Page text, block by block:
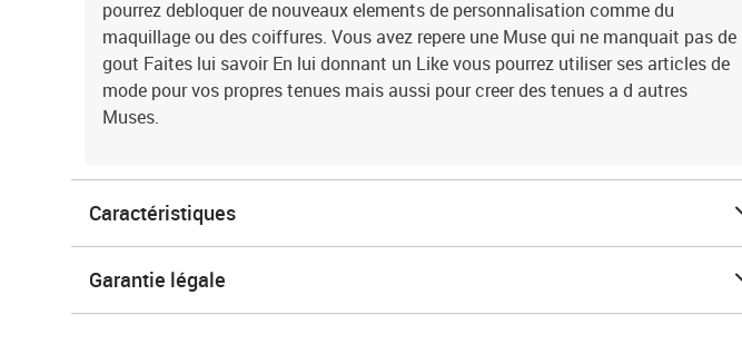
pourrez debloquer de nouveaux elements de personnalisation comme du
maquillage ou des coiffures. Vous avez repere une Muse qui ne manquait pas de
gout Faites lui savoir En lui donnant un Like vous pourrez utiliser ses articles de
mode pour vos propres tenues mais aussi pour creer des tenues a d autres
Muses.
Caractéristiques
Garantie légale